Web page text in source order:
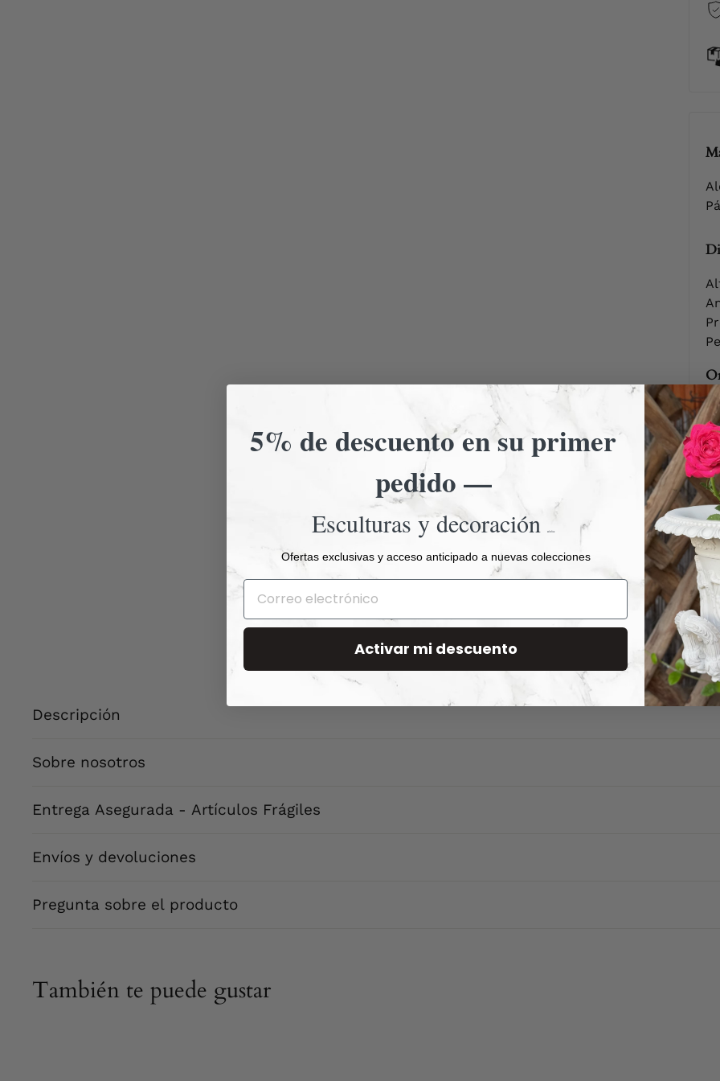
Descripción
Sobre nosotros
Entrega Asegurada - Artículos Frágiles
Envíos y devoluciones
Pregunta sobre el producto
También te puede gustar
5% de descuento en su primer
pedido —
Esculturas y decoración artística
Ofertas exclusivas y acceso anticipado a nuevas colecciones
Activar mi descuento